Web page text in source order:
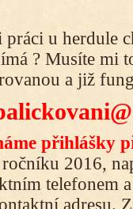
u herdule
? Musíte mi
a již
přihlášky
2016,
telefonem
adresu.